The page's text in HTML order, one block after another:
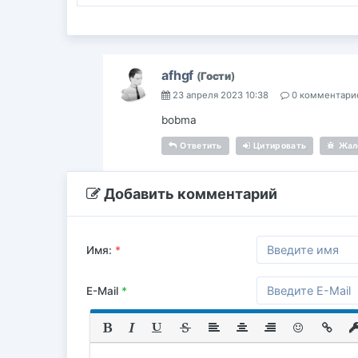
afhgf (Гости)
23 апреля 2023 10:38 0
bobma
Ответить Цитировать
Добавить комментарий
Имя: *
E-Mail *